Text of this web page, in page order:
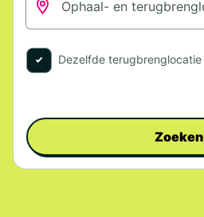
Dezelfde terugbrenglocatie
Zoeken